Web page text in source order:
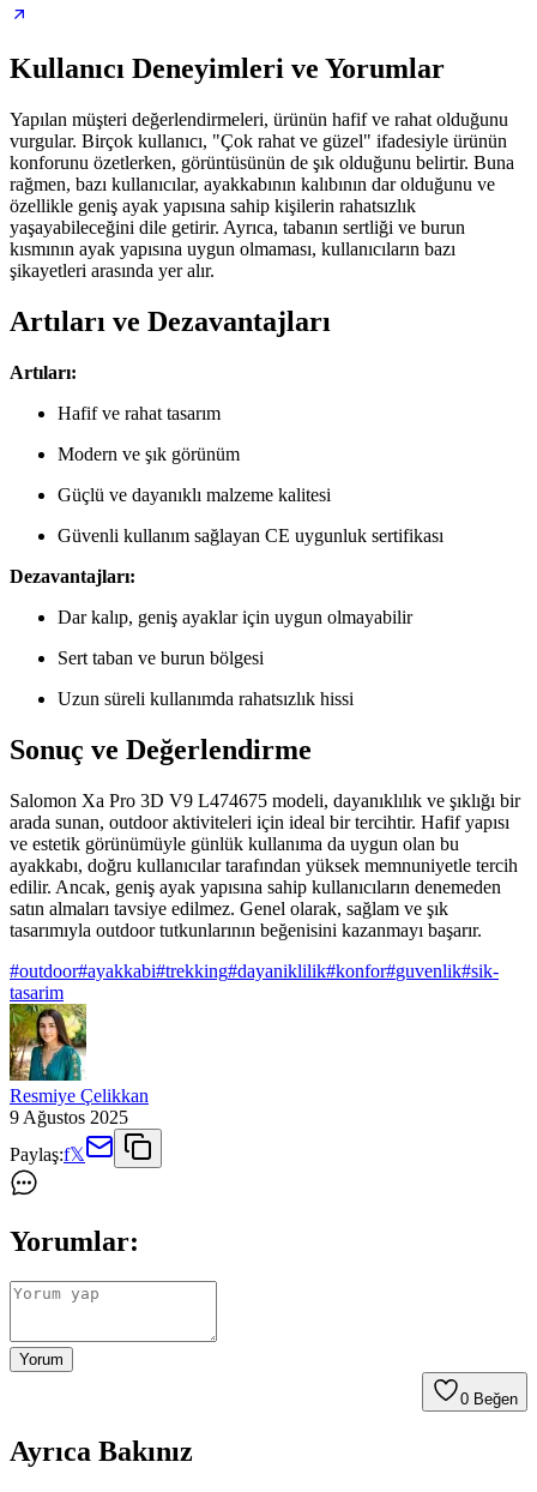
Kullanıcı Deneyimleri ve Yorumlar
Yapılan müşteri değerlendirmeleri, ürünün hafif ve rahat olduğunu
vurgular. Birçok kullanıcı, "Çok rahat ve güzel" ifadesiyle ürünün
konforunu özetlerken, görüntüsünün de şık olduğunu belirtir. Buna
rağmen, bazı kullanıcılar, ayakkabının kalıbının dar olduğunu ve
özellikle geniş ayak yapısına sahip kişilerin rahatsızlık
yaşayabileceğini dile getirir. Ayrıca, tabanın sertliği ve burun
kısmının ayak yapısına uygun olmaması, kullanıcıların bazı
şikayetleri arasında yer alır.
Artıları ve Dezavantajları
Artıları:
Hafif ve rahat tasarım
Modern ve şık görünüm
Güçlü ve dayanıklı malzeme kalitesi
Güvenli kullanım sağlayan CE uygunluk sertifikası
Dezavantajları:
Dar kalıp, geniş ayaklar için uygun olmayabilir
Sert taban ve burun bölgesi
Uzun süreli kullanımda rahatsızlık hissi
Sonuç ve Değerlendirme
Salomon Xa Pro 3D V9 L474675 modeli, dayanıklılık ve şıklığı bir
arada sunan, outdoor aktiviteleri için ideal bir tercihtir. Hafif yapısı
ve estetik görünümüyle günlük kullanıma da uygun olan bu
ayakkabı, doğru kullanıcılar tarafından yüksek memnuniyetle tercih
edilir. Ancak, geniş ayak yapısına sahip kullanıcıların denemeden
satın almaları tavsiye edilmez. Genel olarak, sağlam ve şık
tasarımıyla outdoor tutkunlarının beğenisini kazanmayı başarır.
#outdoor#ayakkabi#trekking#dayaniklilik#konfor#guvenlik#sik-
tasarim
Resmiye Çelikkan
9 Ağustos 2025
Paylaş:f𝕏
Yorumlar:
Yorum
0 Beğen
Ayrıca Bakınız